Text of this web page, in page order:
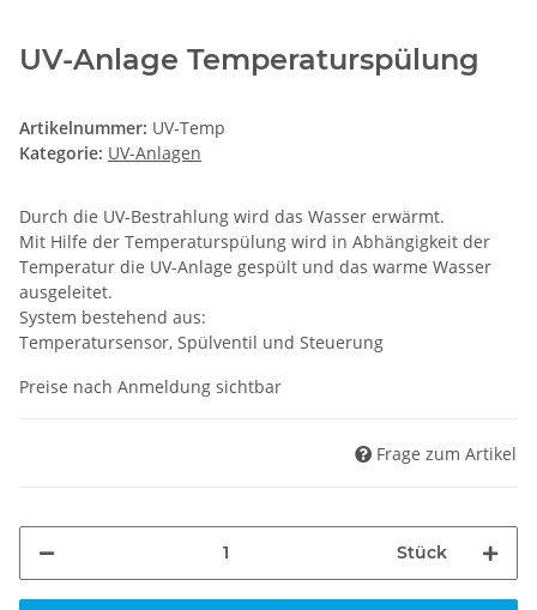
UV-Anlage Temperaturspülung
Artikelnummer: UV-Temp
Kategorie: UV-Anlagen
Durch die UV-Bestrahlung wird das Wasser erwärmt.
Mit Hilfe der Temperaturspülung wird in Abhängigkeit der
Temperatur die UV-Anlage gespült und das warme Wasser
ausgeleitet.
System bestehend aus:
Temperatursensor, Spülventil und Steuerung
Preise nach Anmeldung sichtbar
Frage zum Artikel
Stück